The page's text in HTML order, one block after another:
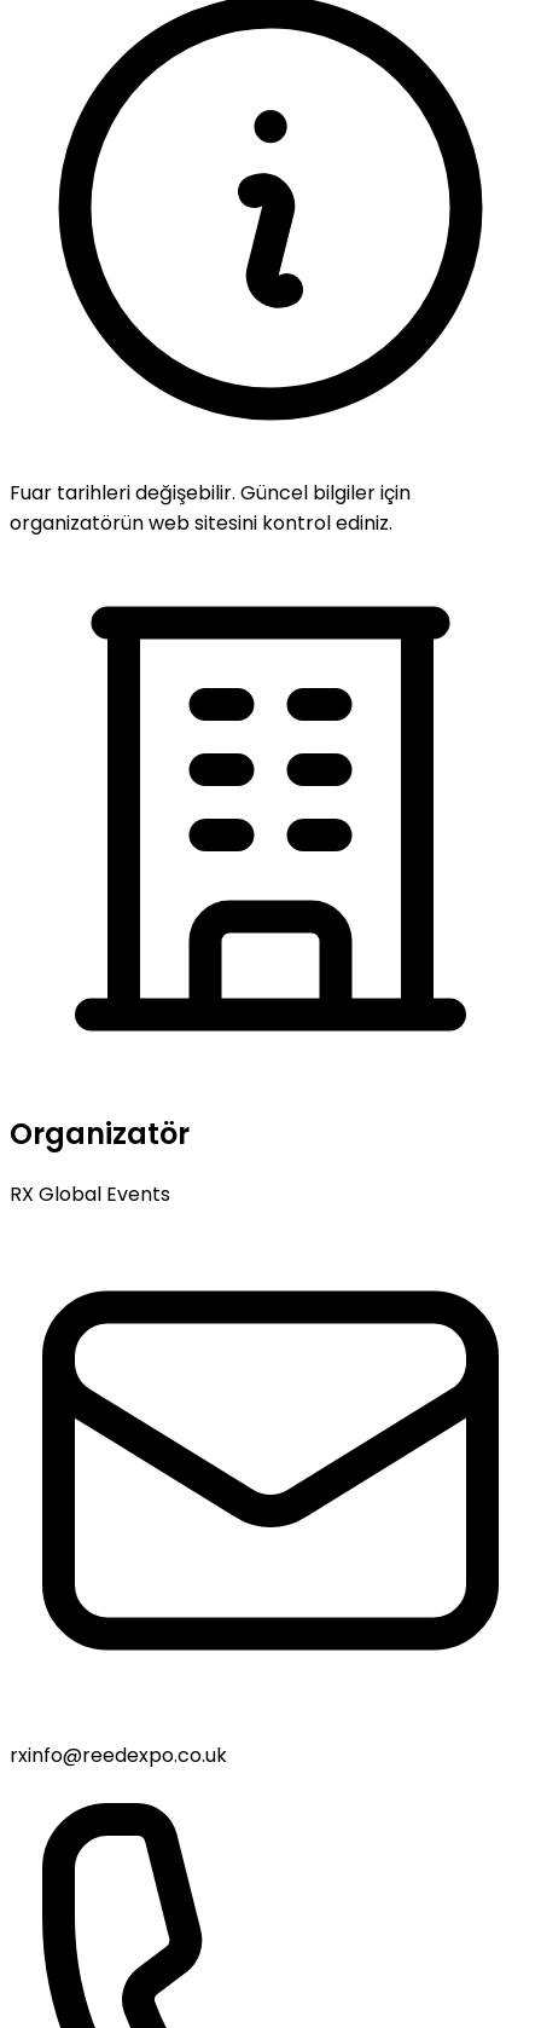
Fuar tarihleri değişebilir. Güncel bilgiler için
organizatörün web sitesini kontrol ediniz.
Organizatör
RX Global Events
rxinfo@reedexpo.co.uk